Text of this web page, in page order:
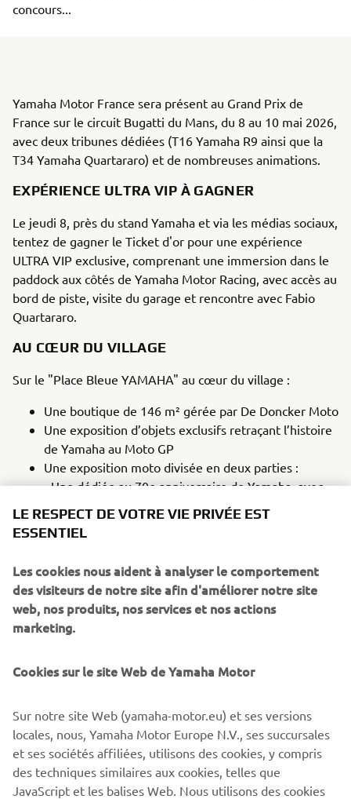
concours...
Yamaha Motor France sera présent au Grand Prix de
France sur le circuit Bugatti du Mans, du 8 au 10 mai 2026,
avec deux tribunes dédiées (T16 Yamaha R9 ainsi que la
T34 Yamaha Quartararo) et de nombreuses animations.
EXPÉRIENCE ULTRA VIP À GAGNER
Le jeudi 8, près du stand Yamaha et via les médias sociaux,
tentez de gagner le Ticket d'or pour une expérience
ULTRA VIP exclusive, comprenant une immersion dans le
paddock aux côtés de Yamaha Motor Racing, avec accès au
bord de piste, visite du garage et rencontre avec Fabio
Quartararo.
AU CŒUR DU VILLAGE
Sur le "Place Bleue YAMAHA" au cœur du village :
Une boutique de 146 m² gérée par De Doncker Moto
Une exposition d’objets exclusifs retraçant l’histoire
de Yamaha au Moto GP
Une exposition moto divisée en deux parties :
- Une dédiée au 70e anniversaire de Yamaha avec
- Une dédiée à la série R (R125, R3, R7, R9, R1 Race
et XSR 900 GP)
Un espace Yamalube proposant un
gagner des places Super VIP pour le Grand Prix
d’Autriche
Un espace Yamaha Motor Academy visant à valoriser
les opportunités d’emploi au sein du réseau Yamaha
TOMBOLA ET KIT CADEAUX YAMAHA
remis par Olivier Prevost, DG de Yamaha Motor Europe.
Un kit cadeau composé de produits Yamaha sera
également mis en jeu et remis au gagnant le samedi dans
la fan zone par Fabio Quartararo et Olivier Prevost.
ESSENTIEL
des visiteurs de notre site afin d'améliorer notre site
web, nos produits, nos services et nos actions
marketing.
locales, nous, Yamaha Motor Europe N.V., ses succursales
et ses sociétés affiliées, utilisons des cookies, y compris
des techniques similaires aux cookies, telles que
JavaScript et les balises Web. Nous utilisons des cookies
fonctionnels pour permettre à notre site Web de